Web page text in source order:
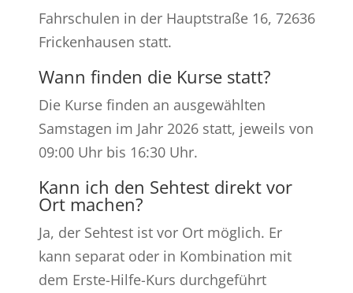
Fahrschulen in der Hauptstraße 16, 72636
Frickenhausen statt.
Wann finden die Kurse statt?
Die Kurse finden an ausgewählten
Samstagen im Jahr 2026 statt, jeweils von
09:00 Uhr bis 16:30 Uhr.
Kann ich den Sehtest direkt vor
Ort machen?
Ja, der Sehtest ist vor Ort möglich. Er
kann separat oder in Kombination mit
dem Erste-Hilfe-Kurs durchgeführt